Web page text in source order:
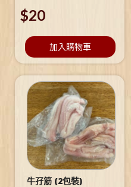
$20
加入購物車
牛孖筋 (2包裝)